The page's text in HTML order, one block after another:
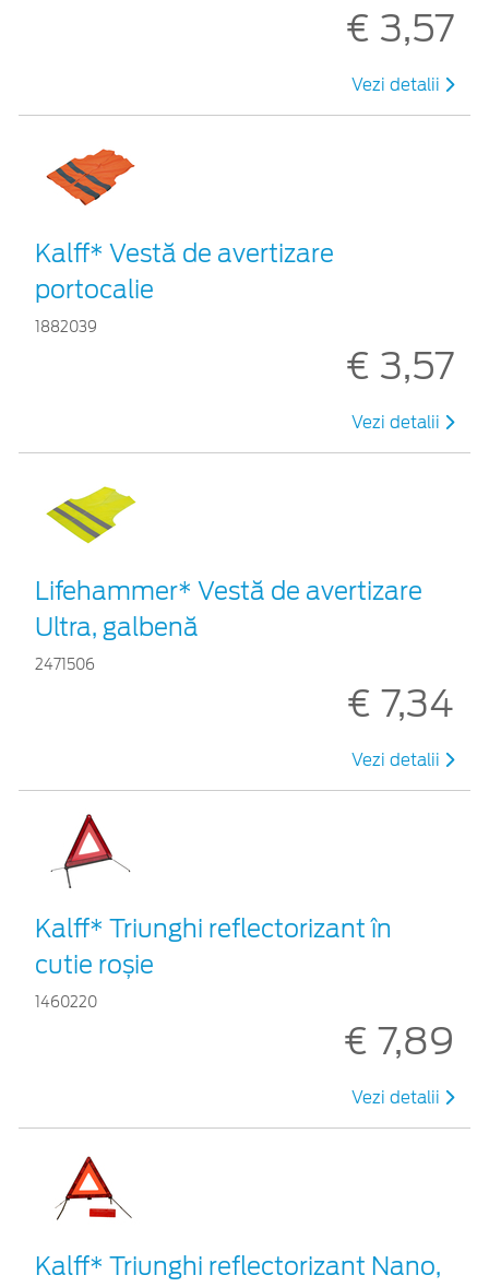
€ 3,57
Vezi detalii
Kalff* Vestă de avertizare
portocalie
1882039
€ 3,57
Vezi detalii
Lifehammer* Vestă de avertizare
Ultra, galbenă
2471506
€ 7,34
Vezi detalii
Kalff* Triunghi reflectorizant în
cutie roșie
1460220
€ 7,89
Vezi detalii
Kalff* Triunghi reflectorizant Nano,